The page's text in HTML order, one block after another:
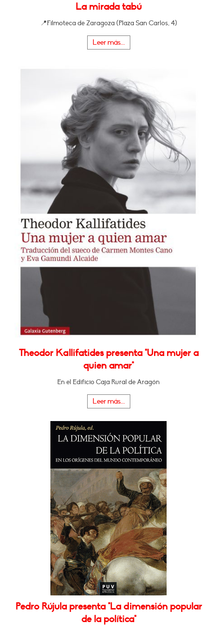
La mirada tabú
📍Filmoteca de Zaragoza (Plaza San Carlos, 4)
Leer más...
Theodor Kallifatides presenta "Una mujer a
quien amar"
En el Edificio Caja Rural de Aragón
Leer más...
Pedro Rújula presenta "La dimensión popular
de la política"